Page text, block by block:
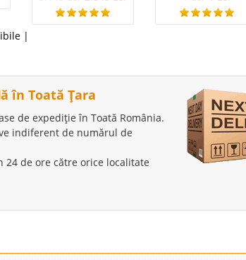
|
în Toată Țara
de expediție în Toată România.
indiferent de numărul de
24 de ore către orice localitate